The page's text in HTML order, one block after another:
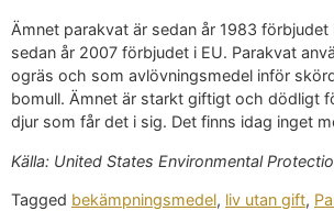
Ämnet parakvat är sedan år 1983 förbjudet
sedan år 2007 förbjudet i EU. Parakvat
ogräs och som avlövningsmedel inför
bomull. Ämnet är starkt giftigt och dödligt
djur som får det i sig. Det finns idag inget
Källa: United States Environmental
Tagged bekämpningsmedel, liv utan gift,